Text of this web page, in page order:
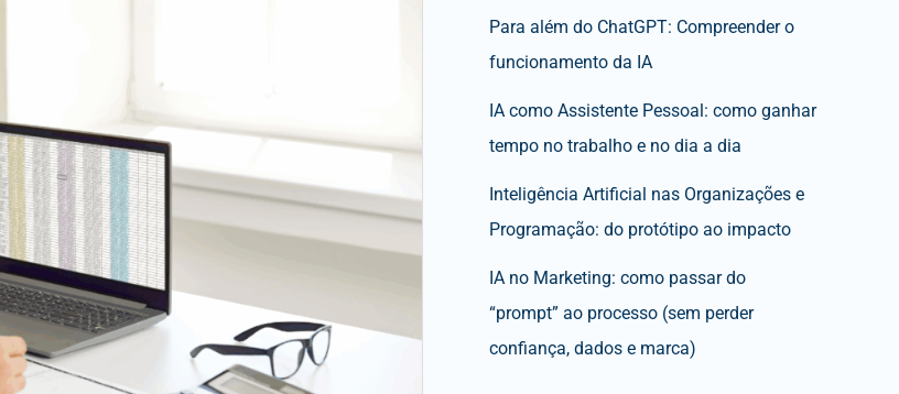
Para além do ChatGPT: Compreender o
funcionamento da IA
IA como Assistente Pessoal: como ganhar
tempo no trabalho e no dia a dia
Inteligência Artificial nas Organizações e
Programação: do protótipo ao impacto
IA no Marketing: como passar do
“prompt” ao processo (sem perder
confiança, dados e marca)